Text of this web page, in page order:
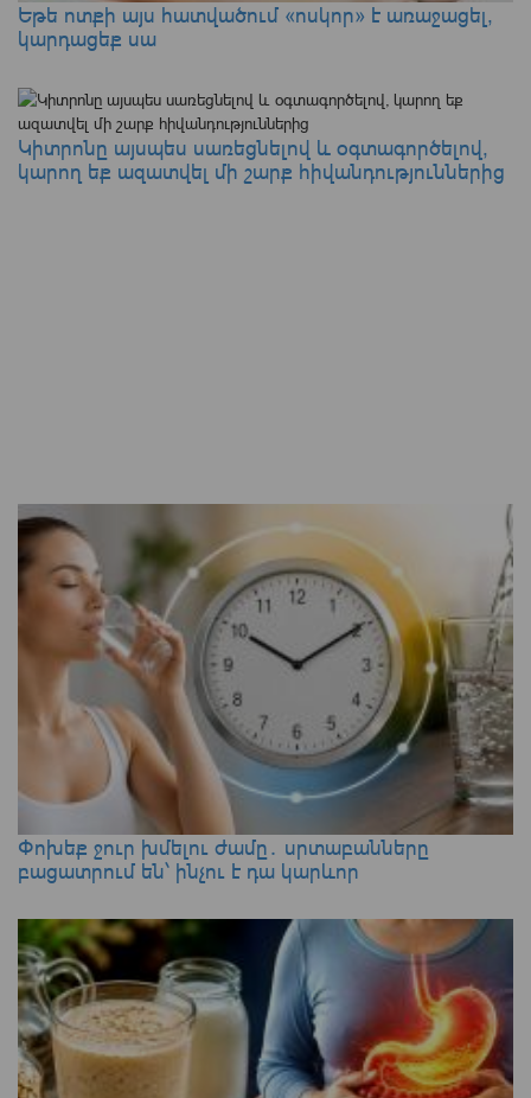
Եթե ոտքի այս հատվածում «ոսկոր» է առաջացել,
կարդացեք սա
Կիտրոնը այսպես սառեցնելով և օգտագործելով,
կարող եք ազատվել մի շարք հիվանդություններից
Փոխեք ջուր խմելու ժամը․ սրտաբանները
բացատրում են՝ ինչու է դա կարևոր